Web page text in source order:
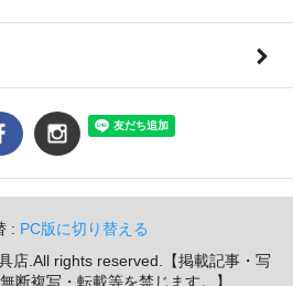
: PC版に切り替える
店.All rights reserved.【掲載記事・写
断複写・転載等を禁じます。】